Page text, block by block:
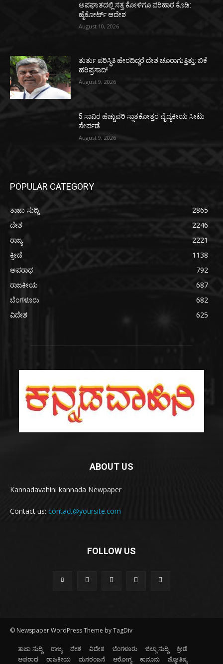
ಅಪಘಾತದಲ್ಲಿ ಸತ್ತ ಕೋಳಿಗೂ ಪರಿಹಾರ ಕೊಡಿ:
ಹೈಕೋರ್ಟ್ ಆದೇಶ
August 10, 2026
ತುರ್ತು ಪರಿಸ್ಥಿತಿ ಹೇರದಿದ್ದರೆ ದೇಶ ಚೂರಾಗುತ್ತಿತ್ತು: ಬಿಕೆ
ಹರಿಪ್ರಸಾದ್
August 9, 2026
5 ಸಾವಿರ ಹೆಚ್ಚುವರಿ ಸ್ನಾತಕೋತ್ತರ ವೈದ್ಯಕೀಯ ಸೀಟು
ಸೇರ್ಪಡೆ
August 9, 2026
POPULAR CATEGORY
ತಾಜಾ ಸುದ್ದಿ
2865
ದೇಶ
2246
ರಾಜ್ಯ
2221
ಕ್ರೀಡೆ
1138
ಅಪರಾಧ
792
ರಾಜಕೀಯ
687
ಬೆಂಗಳೂರು
682
ವಿದೇಶ
625
ABOUT US
Kannadavahini kannada Newpaper
Contact us: contact@yoursite.com
FOLLOW US
© Newspaper WordPress Theme by TagDiv
ತಾಜಾ ಸುದ್ದಿ ರಾಜ್ಯ ದೇಶ ವಿದೇಶ ಬೆಂಗಳೂರು ಜಿಲ್ಲಾ ಸುದ್ದಿ
ಕ್ರೀಡೆ
ಅಪರಾಧ
ರಾಜಕೀಯ ಮನರಂಜನೆ ಆರೋಗ್ಯ ಕಾನೂನು ಜ್ಯೋತಿಷ್ಯ